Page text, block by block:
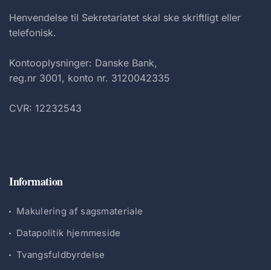
Henvendelse til Sekretariatet skal ske skriftligt eller
telefonisk.
Kontooplysninger: Danske Bank,
reg.nr 3001, konto nr. 3120042335
CVR: 12232543
Information
Makulering af sagsmateriale
Datapolitik hjemmeside
Tvangsfuldbyrdelse